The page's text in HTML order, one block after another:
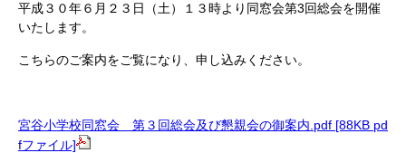
平成３０年６月２３日（土）１３時より同窓会第3回総会を開催
いたします。
こちらのご案内をご覧になり、申し込みください。
宮谷小学校同窓会 第３回総会及び懇親会の御案内.pdf [88KB pd
fファイル]